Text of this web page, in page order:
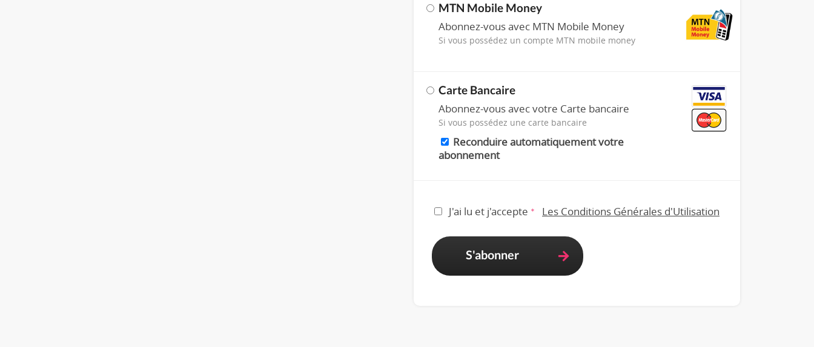
MTN Mobile Money
Abonnez-vous avec MTN Mobile Money
Si vous possédez un compte MTN mobile money
Carte Bancaire
Abonnez-vous avec votre Carte bancaire
Si vous possédez une carte bancaire
Reconduire automatiquement votre
abonnement
J'ai lu et j'accepte * Les Conditions Générales d'Utilisation
S'abonner